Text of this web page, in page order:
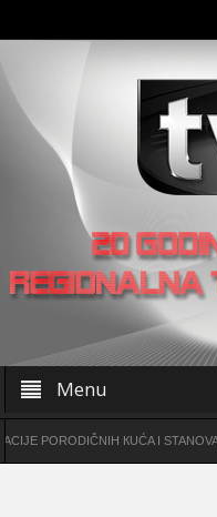
Menu
КUĆA I STANOVA